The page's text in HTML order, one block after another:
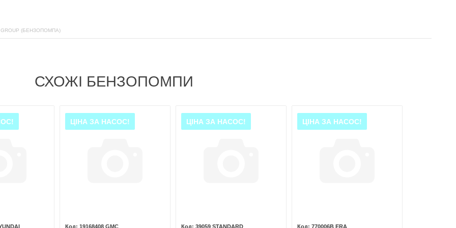
(БЕНЗОПОМПА)
СХОЖІ БЕНЗОПОМПИ
ЦІНА ЗА НАСОС!
19168408 GMC
ЦІНА ЗА НАСОС!
39059 STANDARD
ЦІНА ЗА НАСОС!
770006B ERA